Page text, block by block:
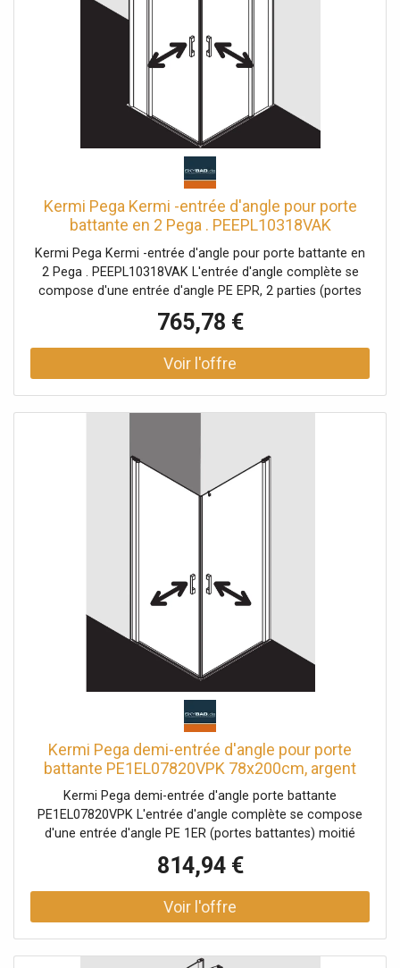
(CE) et PPP 53005 (TÜV / GS) la pente horizontale peut
Kermi Pega Kermi -entrée d'angle pour porte
battante en 2 Pega . PEEPL10318VAK
103x185cm, argent brillant, verre de sécurité
trempé, gauche, sur la zone de douche
Kermi Pega Kermi -entrée d'angle pour porte battante en
2 Pega . PEEPL10318VAK L'entrée d'angle complète se
compose d'une entrée d'angle PE EPR, 2 parties (portes
battantes avec champs fixes), une moitié à droite et une
entrée d'angle PE EPL, 2 parties (portes battantes avec
champs fixes), une moitié à gauche Des demi-pièces de
différentes largeurs peuvent être combinées selon les
champs fixes Vitrage avec verre de sécurité trempé de 6
mm selon EN 12150 en option avec revêtement facile
d'entretien Profilés en aluminium anodisé Poignées en
d'étanchéité horizontale avec effet de rebond de l'eau
avec seuil (hauteur 6 mm) ou peut être installé sans seuil
(sans plancher) En raison de la conception, une
étanchéité absolue ne peut pas être obtenue avec PEGA
avec matériel de fixation un crochet porte-serviettes
transparent testé selon DIN EN 14428 (CE) et PPP 53005
(TÜV / GS)
765,78 €
Kermi Pega demi-entrée d'angle pour porte
battante PE1EL07820VPK 78x200cm, argent
brillant, verre de sécurité trempé transparent,
gauche, sur la zone de douche
Kermi Pega demi-entrée d'angle porte battante
PE1EL07820VPK L'entrée d'angle complète se compose
d'une entrée d'angle PE 1ER (portes battantes) moitié
moitié gauche Des demi-pièces de différentes largeurs
peuvent être combinées selon les besoins Combinaison
avec entrée d'angle PE EPR / L, 2 parties (portes battantes
avec panneaux fixes), demi-partie possible entrée d'angle
814,94 €